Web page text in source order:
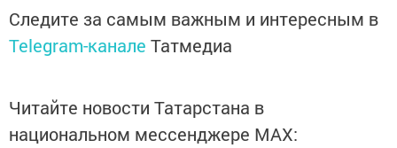
Следите за самым важным и интересным в
Telegram-канале Татмедиа
Читайте новости Татарстана в
национальном мессенджере MАХ: